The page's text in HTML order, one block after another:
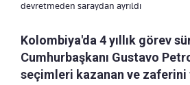
devretmeden saraydan ayrıldı
Kolombiya'da 4 yıllık görev
Cumhurbaşkanı Gustavo
seçimleri kazanan ve zaferini